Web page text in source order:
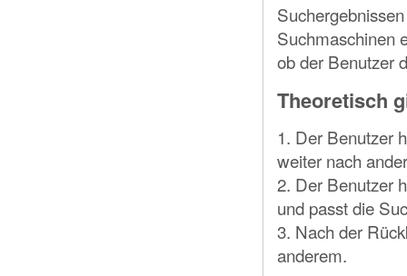
Suchmaschinen
ob der Benutzer
Theoretisch
1. Der Benutzer
weiter nach
2. Der Benutzer
und passt die
3. Nach der
anderem.